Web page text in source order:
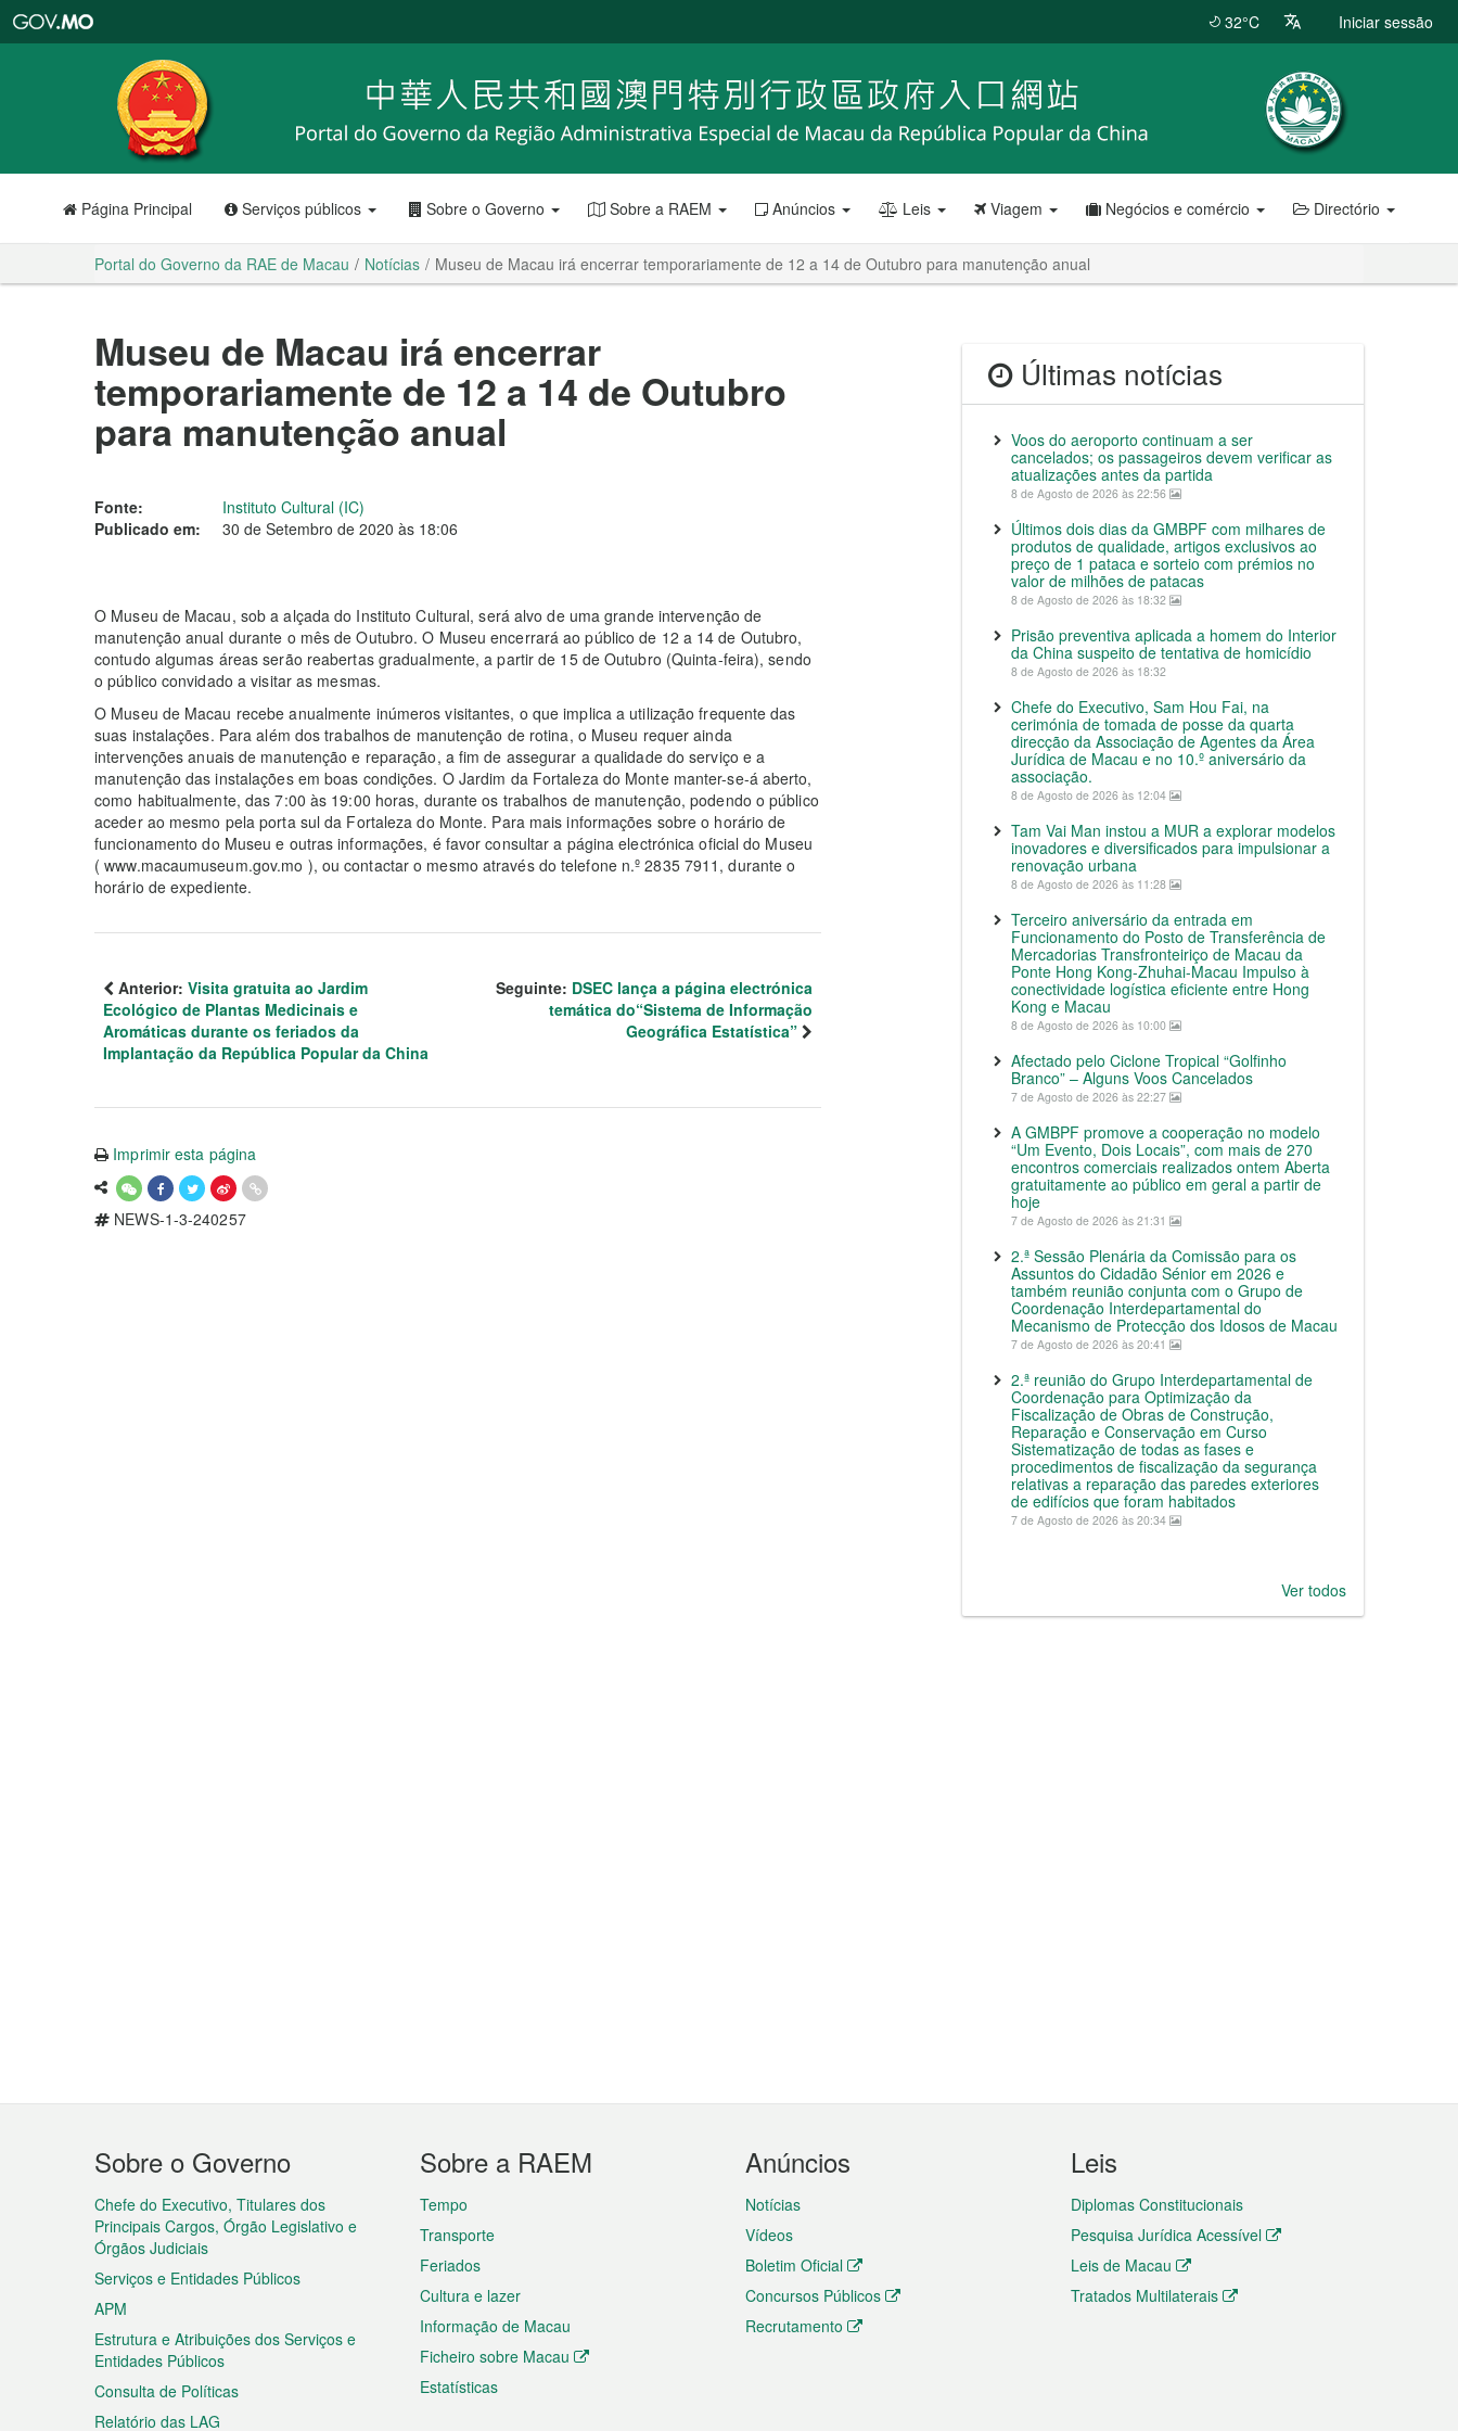
RAE
de
Macau
32°C Iniciar sessão
Página Principal Serviços públicos Sobre o Governo Sobre a RAEM Anúncios Leis Viagem Negócios e comércio Directório
Portal do Governo da RAE de Macau Notícias Museu de Macau irá encerrar temporariamente de 12 a 14 de Outubro para manutenção anual
Museu de Macau irá encerrar
temporariamente de 12 a 14 de Outubro
para manutenção anual
Fonte:
Instituto Cultural (IC)
Publicado em:
30 de Setembro de 2020 às 18:06
O Museu de Macau, sob a alçada do Instituto Cultural, será alvo de uma grande intervenção de
manutenção anual durante o mês de Outubro. O Museu encerrará ao público de 12 a 14 de Outubro,
contudo algumas áreas serão reabertas gradualmente, a partir de 15 de Outubro (Quinta-feira), sendo
o público convidado a visitar as mesmas.
O Museu de Macau recebe anualmente inúmeros visitantes, o que implica a utilização frequente das
suas instalações. Para além dos trabalhos de manutenção de rotina, o Museu requer ainda
intervenções anuais de manutenção e reparação, a fim de assegurar a qualidade do serviço e a
manutenção das instalações em boas condições. O Jardim da Fortaleza do Monte manter-se-á aberto,
como habitualmente, das 7:00 às 19:00 horas, durante os trabalhos de manutenção, podendo o público
aceder ao mesmo pela porta sul da Fortaleza do Monte. Para mais informações sobre o horário de
funcionamento do Museu e outras informações, é favor consultar a página electrónica oficial do Museu
( www.macaumuseum.gov.mo ), ou contactar o mesmo através do telefone n.º 2835 7911, durante o
horário de expediente.
Anterior: Visita gratuita ao Jardim
Ecológico de Plantas Medicinais e
Aromáticas durante os feriados da
Implantação da República Popular da China
Seguinte: DSEC lança a página electrónica
temática do“Sistema de Informação
Geográfica Estatística”
Imprimir esta página
NEWS-1-3-240257
Últimas notícias
Voos do aeroporto continuam a ser
cancelados; os passageiros devem verificar as
atualizações antes da partida
8 de Agosto de 2026 às 22:56
Últimos dois dias da GMBPF com milhares de
produtos de qualidade, artigos exclusivos ao
preço de 1 pataca e sorteio com prémios no
valor de milhões de patacas
8 de Agosto de 2026 às 18:32
Prisão preventiva aplicada a homem do Interior
da China suspeito de tentativa de homicídio
8 de Agosto de 2026 às 18:32
Chefe do Executivo, Sam Hou Fai, na
cerimónia de tomada de posse da quarta
direcção da Associação de Agentes da Área
Jurídica de Macau e no 10.º aniversário da
associação.
8 de Agosto de 2026 às 12:04
Tam Vai Man instou a MUR a explorar modelos
inovadores e diversificados para impulsionar a
renovação urbana
8 de Agosto de 2026 às 11:28
Terceiro aniversário da entrada em
Funcionamento do Posto de Transferência de
Mercadorias Transfronteiriço de Macau da
Ponte Hong Kong-Zhuhai-Macau Impulso à
conectividade logística eficiente entre Hong
Kong e Macau
8 de Agosto de 2026 às 10:00
Afectado pelo Ciclone Tropical “Golfinho
Branco” – Alguns Voos Cancelados
7 de Agosto de 2026 às 22:27
A GMBPF promove a cooperação no modelo
“Um Evento, Dois Locais”, com mais de 270
encontros comerciais realizados ontem Aberta
gratuitamente ao público em geral a partir de
hoje
7 de Agosto de 2026 às 21:31
2.ª Sessão Plenária da Comissão para os
Assuntos do Cidadão Sénior em 2026 e
também reunião conjunta com o Grupo de
Coordenação Interdepartamental do
Mecanismo de Protecção dos Idosos de Macau
7 de Agosto de 2026 às 20:41
2.ª reunião do Grupo Interdepartamental de
Coordenação para Optimização da
Fiscalização de Obras de Construção,
Reparação e Conservação em Curso
Sistematização de todas as fases e
procedimentos de fiscalização da segurança
relativas a reparação das paredes exteriores
de edifícios que foram habitados
7 de Agosto de 2026 às 20:34
Ver todos
Menu
do
rodapé
Sobre o Governo
Chefe do Executivo, Titulares dos
Principais Cargos, Órgão Legislativo e
Órgãos Judiciais
Serviços e Entidades Públicos
APM
Estrutura e Atribuições dos Serviços e
Entidades Públicos
Consulta de Políticas
Relatório das LAG
Sobre a RAEM
Tempo
Transporte
Feriados
Cultura e lazer
Informação de Macau
Ficheiro sobre Macau
Estatísticas
Anúncios
Notícias
Vídeos
Boletim Oficial
Concursos Públicos
Recrutamento
Leis
Diplomas Constitucionais
Pesquisa Jurídica Acessível
Leis de Macau
Tratados Multilaterais